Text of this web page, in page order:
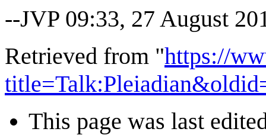
--JVP 09:33, 27 August
Retrieved from "https://
This page was last